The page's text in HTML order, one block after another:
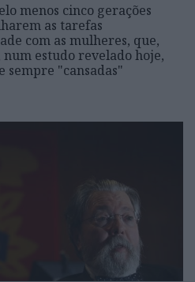
menos cinco gerações
as tarefas
com as mulheres, que,
estudo revelado hoje,
sempre "cansadas"